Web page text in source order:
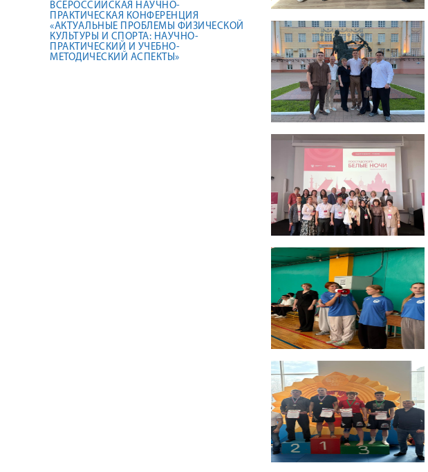
ВСЕРОССИЙСКАЯ НАУЧНО-
ПРАКТИЧЕСКАЯ КОНФЕРЕНЦИЯ
«АКТУАЛЬНЫЕ ПРОБЛЕМЫ ФИЗИЧЕСКОЙ
КУЛЬТУРЫ И СПОРТА: НАУЧНО-
ПРАКТИЧЕСКИЙ И УЧЕБНО-
МЕТОДИЧЕСКИЙ АСПЕКТЫ»